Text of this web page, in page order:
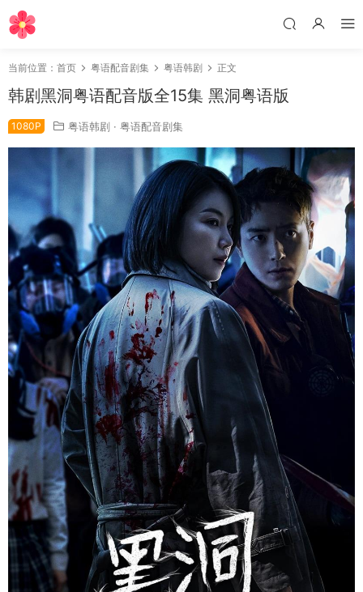
当前位置： 首页 粤语配音剧集 粤语韩剧 正文
韩剧黑洞粤语配音版全15集 黑洞粤语版
1080P 粤语韩剧 · 粤语配音剧集